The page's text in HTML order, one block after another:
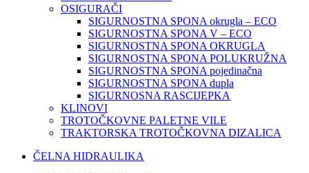
OSIGURAČI
SIGURNOSTNA SPONA okrugla – ECO
SIGURNOSTNA SPONA V – ECO
SIGURNOSTNA SPONA OKRUGLA
SIGURNOSTNA SPONA POLUKRUŽNA
SIGURNOSTNA SPONA pojedinačna
SIGURNOSTNA SPONA dupla
SIGURNOSNA RASCIJEPKA
KLINOVI
TROTOČKOVNE PALETNE VILE
TRAKTORSKA TROTOČKOVNA DIZALICA
ČELNA HIDRAULIKA